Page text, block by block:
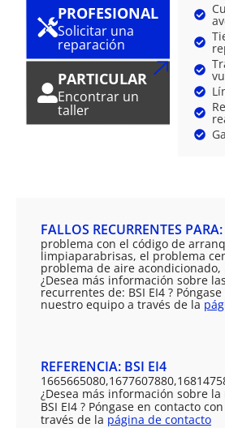
PROFESIONAL
Solicitar una
reparación
PARTICULAR
Encontrar un
taller
FALLOS RECURRENTES
problema con el código de
limpiaparabrisas, el problema
problema de aire acondicionado,
¿Desea más información sobre
recurrentes de: BSI EI4 ?
nuestro equipo a través de la
REFERENCIA: BSI EI4
¿Desea más información sobre
BSI EI4 ? Póngase en contacto
través de la página de contacto